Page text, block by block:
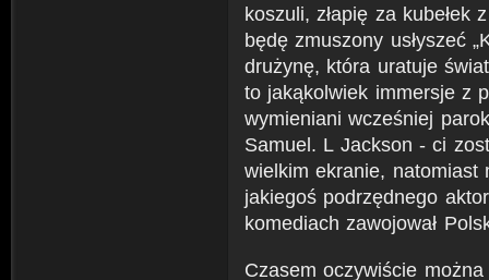
koszuli, złapię za
będę zmuszony usłyszeć
drużynę, która uratuje
to jakąkolwiek immersje z
wymieniani wcześniej
Samuel. L Jackson - ci
wielkim ekranie, natomiast
jakiegoś podrzędnego
komediach zawojował
Czasem oczywiście